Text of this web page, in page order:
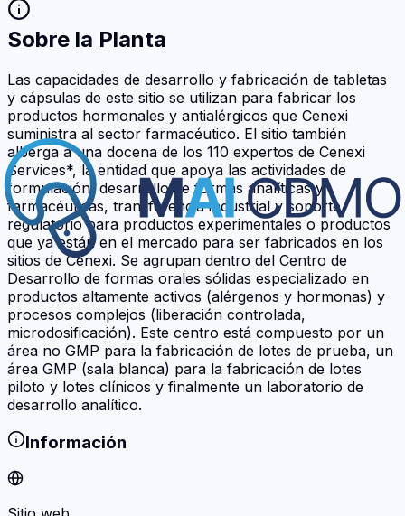
Sobre la Planta
Las capacidades de desarrollo y fabricación de tabletas
y cápsulas de este sitio se utilizan para fabricar los
productos hormonales y antialérgicos que Cenexi
suministra al sector farmacéutico. El sitio también
alberga a una docena de los 110 expertos de Cenexi
Services*, la entidad que apoya las actividades de
formulación, desarrollo de formas analíticas y
farmacéuticas, transferencia industrial y soporte
regulatorio para productos experimentales o productos
que ya están en el mercado para ser fabricados en los
sitios de Cenexi. Se agrupan dentro del Centro de
Desarrollo de formas orales sólidas especializado en
productos altamente activos (alérgenos y hormonas) y
procesos complejos (liberación controlada,
microdosificación). Este centro está compuesto por un
área no GMP para la fabricación de lotes de prueba, un
área GMP (sala blanca) para la fabricación de lotes
piloto y lotes clínicos y finalmente un laboratorio de
desarrollo analítico.
Información